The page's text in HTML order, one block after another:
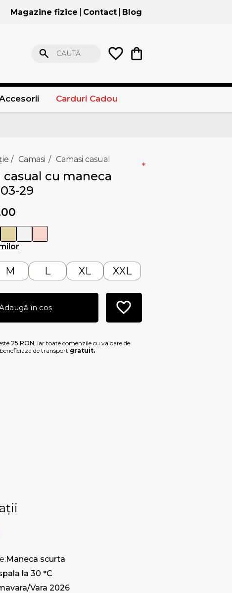
Magazine fizice Contact Blog
CAUTĂ
Carduri Cadou
/ Camasi / Camasi casual
casual cu maneca
29
*
M L XL XXL
în coș
25 RON , iar toate comenzile cu valoare de
beneficiaza de transport gratuit.
Maneca scurta
la 30 °C
Vara 2026